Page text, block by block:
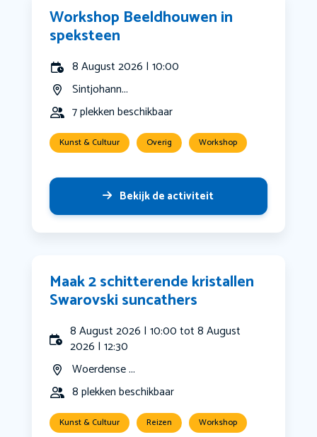
Workshop Beeldhouwen in
speksteen
8 August 2026 | 10:00
Sintjohann...
7 plekken beschikbaar
Kunst & Cultuur Overig Workshop
Bekijk de activiteit
Maak 2 schitterende kristallen
Swarovski suncathers
8 August 2026 | 10:00 tot 8 August
2026 | 12:30
Woerdense ...
8 plekken beschikbaar
Kunst & Cultuur Reizen Workshop